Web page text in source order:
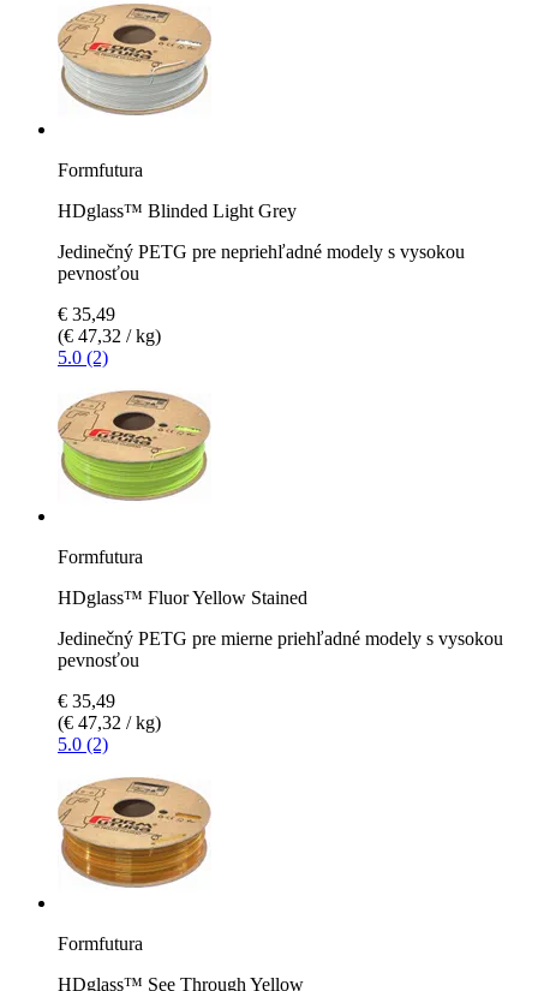
Formfutura
HDglass™ Blinded Light Grey
Jedinečný PETG pre nepriehľadné modely s vysokou
pevnosťou
€ 35,49
(€ 47,32 / kg)
5.0 (2)
Formfutura
HDglass™ Fluor Yellow Stained
Jedinečný PETG pre mierne priehľadné modely s vysokou
pevnosťou
€ 35,49
(€ 47,32 / kg)
5.0 (2)
Formfutura
HDglass™ See Through Yellow